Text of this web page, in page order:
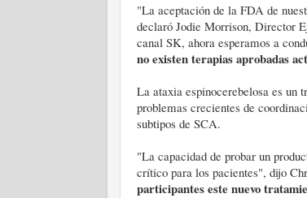
"La aceptación de la FDA de
declaró Jodie Morrison, Director
canal SK, ahora esperamos a
no existen terapias aprobadas
La ataxia espinocerebelosa es un
problemas crecientes de
subtipos de SCA.
"La capacidad de probar un
crítico para los pacientes", dijo
participantes este nuevo